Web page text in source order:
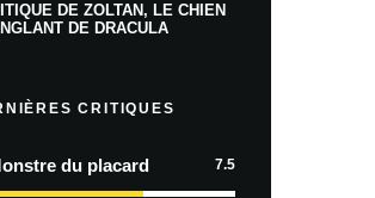
DE ZOLTAN, LE CHIEN
DE DRACULA
CRITIQUES
du placard 7.5